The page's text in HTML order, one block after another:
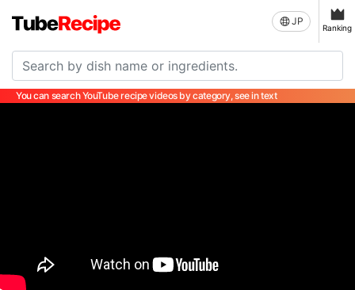
JP
Ranking
You can search YouTube recipe videos by category, see in text